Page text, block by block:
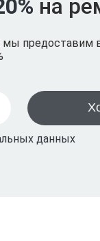
на
мы предоставим
данных